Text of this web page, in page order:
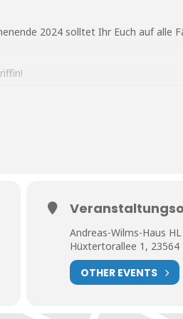
2024 solltet Ihr Euch auf alle
!
Euch hier:
ja gerne wiederkommen möchten.
Andreas-Wilms-Haus HL
Hüxtertorallee 1, 23564
OTHER EVENTS